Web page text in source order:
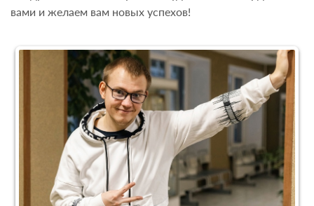
вами и желаем вам новых успехов!